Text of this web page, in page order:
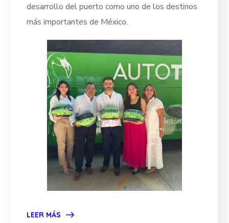
desarrollo del puerto como uno de los destinos
más importantes de México.
LEER MÁS